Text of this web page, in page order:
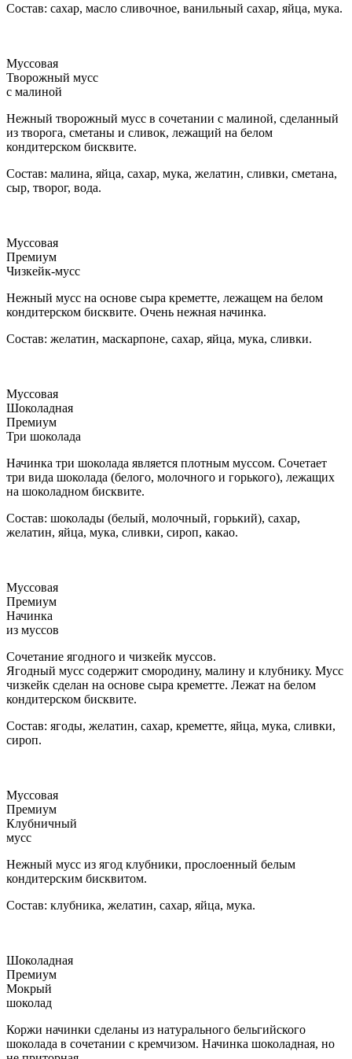
Состав: сахар, масло сливочное, ванильный сахар, яйца, мука.
Муссовая
Творожный мусс
с малиной
Нежный творожный мусс в сочетании с малиной, сделанный
из творога, сметаны и сливок, лежащий на белом
кондитерском бисквите.
Состав: малина, яйца, сахар, мука, желатин, сливки, сметана,
сыр, творог, вода.
Муссовая
Премиум
Чизкейк-мусс
Нежный мусс на основе сыра креметте, лежащем на белом
кондитерском бисквите. Очень нежная начинка.
Состав: желатин, маскарпоне, сахар, яйца, мука, сливки.
Муссовая
Шоколадная
Премиум
Три шоколада
Начинка три шоколада является плотным муссом. Сочетает
три вида шоколада (белого, молочного и горького), лежащих
на шоколадном бисквите.
Состав: шоколады (белый, молочный, горький), сахар,
желатин, яйца, мука, сливки, сироп, какао.
Муссовая
Премиум
Начинка
из муссов
Сочетание ягодного и чизкейк муссов.
Ягодный мусс содержит смородину, малину и клубнику. Мусс
чизкейк сделан на основе сыра креметте. Лежат на белом
кондитерском бисквите.
Состав: ягоды, желатин, сахар, креметте, яйца, мука, сливки,
сироп.
Муссовая
Премиум
Клубничный
мусс
Нежный мусс из ягод клубники, прослоенный белым
кондитерским бисквитом.
Состав: клубника, желатин, сахар, яйца, мука.
Шоколадная
Премиум
Мокрый
шоколад
Коржи начинки сделаны из натурального бельгийского
шоколада в сочетании с кремчизом. Начинка шоколадная, но